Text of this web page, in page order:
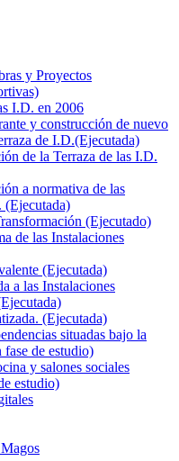
y Proyectos
I.D. en 2006
y construcción de nuevo
de I.D.(Ejecutada)
de la Terraza de las I.D.
a normativa de las
(Ejecutada)
(Ejecutado)
de las Instalaciones
(Ejecutada)
a las Instalaciones
(Ejecutada)
situadas bajo la
de estudio)
y salones sociales
estudio)